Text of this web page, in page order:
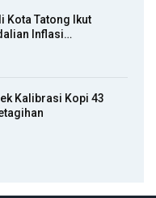
Kota Tatong Ikut
Inflasi…
Kalibrasi Kopi 43